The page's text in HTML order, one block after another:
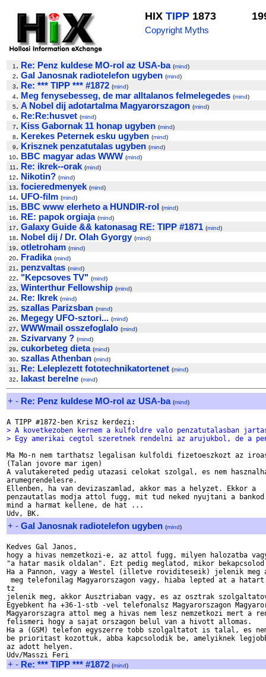
HIX TIPP 1873
Copyright Myths
1 . Re: Penz kuldese MO-rol az USA-ba (mind)
2. Gal Janosnak radiotelefon ugyben (mind)
3. Re: *** TIPP *** #1872 (mind)
4. Meg fenysebesseg, de mar alltalanos felmelegedes (mind)
5. A Nobel dij adotartalma Magyarorszagon (mind)
6. Re:Re:husvet (mind)
7. Kiss Gabornak 11 honap ugyben (mind)
8. Kerekes Peternek esku ugyben (mind)
9. Krisznek penzatutalas ugyben (mind)
10. BBC magyar adas WWW (mind)
11 . Re: ikrek--orak (mind)
12. Nikotin? (mind)
13. focieredmenyek (mind)
14. UFO-film (mind)
15. BBC www elerheto a HUNDIR-rol (mind)
16. RE: papok orgiaja (mind)
17. Galaxy Guide && katonasag RE: TIPP #1871 (mind)
18. Nobel dij / Dr. Olah Gyorgy (mind)
19. otletroham (mind)
20. Fradika (mind)
21 . penzvaltas (mind)
22. "Kepcsoves TV" (mind)
23. Winterthur Fellowship (mind)
24. Re: Ikrek (mind)
25. szallas Parizsban (mind)
26. Megegy UFO-sztori... (mind)
27. WWWmail osszefoglalo (mind)
28. Szivarvany ? (mind)
29. cukorbeteg dieta (mind)
30. szallas Athenban (mind)
31 . Re: Leleplezett fototechnikatortenet (mind)
32. lakast berelne (mind)
+ - Re: Penz kuldese MO-rol az USA-ba (mind)
> A kovetkezoben kernem a kulfoldre valo penzatutalasban
> Egy amerikai cegtol szeretnek rendelni az arujukbol, de a
Ma Mo-n nem tarthatsz legalisan kulfoldi fizetoeszkozt az
(Talan jovore mar igen)
A valutakereted pedig utazasi celokat szolgal, es nem
arumegrendelesre.
Ellenben, ha van devizaszamlad, akkor mas a helyzet. Ekkor a
penzautatlas modja attol fugg, mit tud neked nyujtani a
mind a harmat kellene, de hat ...
+ - Gal Janosnak radiotelefon ugyben (mind)
Kedves Gal Janos,
hogy a hivas nemzetkozi-e, az attol fugg, milyen halozatba
"a hatar masik oldalan". Ezt pedig meglatod, mikor
Ha a Pannon, vagy a Westel (illetve roviditeseik) jelenik
meg telefonilag Magyarorszagon vagy, hiaba lepted at a
tz
jelenik meg, akkor Ausztriaban vagy, es az osztrak
Egyebkent ha +36-1-stb -vel telefonalsz Magyarorszagon
Magyarorszagra attol meg a hivas nem lesz nemzetkozi mert a
felismeri hogy a sajat orszagon belul van a hivott allomas.
Ha a (GSM) telefon egyszerre tobb szolgaltatot is talal, es
be prioritast kozottuk, abba kapcsolodik be, amelyiknek
az adott helyen.
+ - Re: *** TIPP *** #1872 (mind)